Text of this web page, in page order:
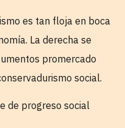
es tan floja en boca
La derecha se
promercado
social.
de progreso social